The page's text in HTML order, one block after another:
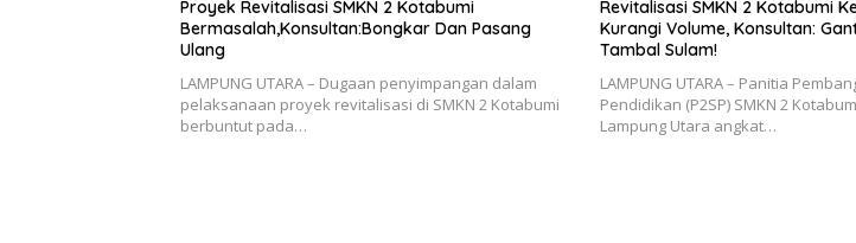
Proyek Revitalisasi SMKN 2 Kotabumi
Bermasalah,Konsultan:Bongkar Dan Pasang
Ulang
LAMPUNG UTARA – Dugaan penyimpangan dalam
pelaksanaan proyek revitalisasi di SMKN 2 Kotabumi
berbuntut pada…
Revitalisasi SMKN 2 Kotabumi
Kurangi Volume, Konsultan:
Tambal Sulam!
LAMPUNG UTARA – Panitia
Pendidikan (P2SP) SMKN 2
Lampung Utara angkat…